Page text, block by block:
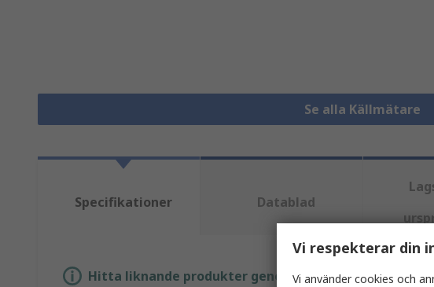
Se alla Källmätare
Specifikationer Datablad
Hitta liknande produkter genom att välja ett eller
Vi respekterar din
Vi använder cookies och